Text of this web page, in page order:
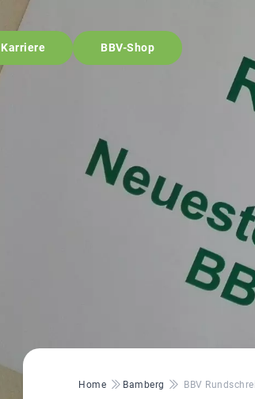
Karriere BBV-Shop
Pfadnavigation
Home Bamberg BBV